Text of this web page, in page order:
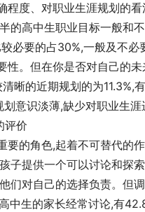
度、对职业生涯规划的
的高中生职业目标一般和
必要的占30%,一般及不
性。但在你是否对自己的
晰的近期规划的为11.3%,
意识淡薄,缺少对职业生涯
评价
要的角色,起着不可替代的
子提供一个可以讨论和探
们对自己的选择负责。但
中生的家长经常讨论,有